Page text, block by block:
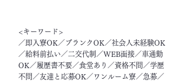
<キーワード>
／即入寮OK／ブランクOK／社会人未経験OK
／給料前払い／二交代制／WEB面接／車通勤
OK／履歴書不要／食堂あり／資格不問／学歴
不問／友達と応募OK／ワンルーム寮／急募／